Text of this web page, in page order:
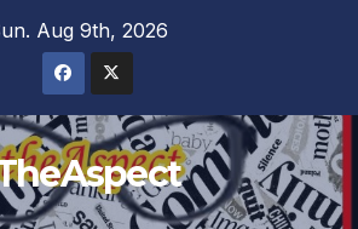
Aug 9th, 2026